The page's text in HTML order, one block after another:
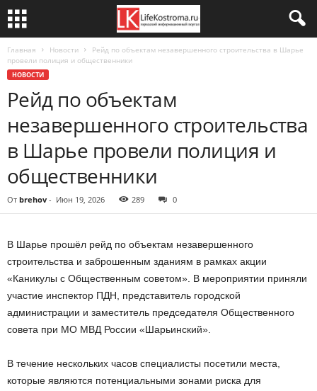
Главная Новости
Рейд по объектам незавершенного строительства в Шарье
провели полиция и общественники
НОВОСТИ
Рейд по объектам
незавершенного строительства
в Шарье провели полиция и
общественники
От brehov - Июн 19, 2026 289 0
В Шарье прошёл рейд по объектам незавершенного
строительства и заброшенным зданиям в рамках акции
«Каникулы с Общественным советом». В мероприятии приняли
участие инспектор ПДН, представитель городской
администрации и заместитель председателя Общественного
совета при МО МВД России «Шарьинский».
В течение нескольких часов специалисты посетили места,
которые являются потенциальными зонами риска для